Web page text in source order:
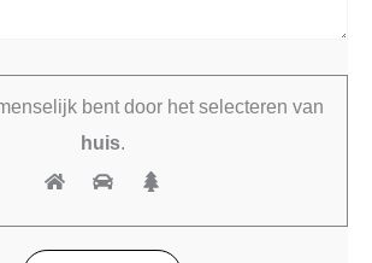
bent door het selecteren van
huis.